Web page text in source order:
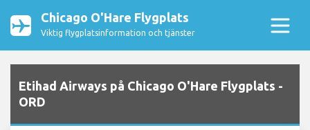
Chicago O'Hare Flygplats
Viktig flygplatsinformation och tjänster
Etihad Airways på Chicago O'Hare Flygplats -
ORD